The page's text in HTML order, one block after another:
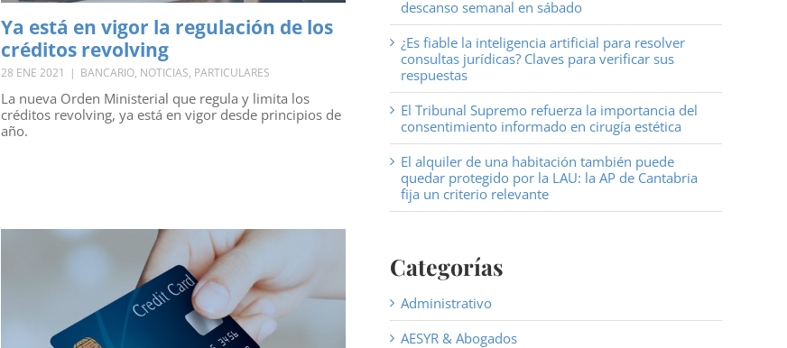
Ya está en vigor la regulación de los
créditos revolving
28 ENE 2021 | BANCARIO, NOTICIAS, PARTICULARES
La nueva Orden Ministerial que regula y limita los
créditos revolving, ya está en vigor desde principios de
año.
descanso semanal en sábado
¿Es fiable la inteligencia artificial para resolver
consultas jurídicas? Claves para verificar sus
respuestas
El Tribunal Supremo refuerza la importancia del
consentimiento informado en cirugía estética
El alquiler de una habitación también puede
quedar protegido por la LAU: la AP de Cantabria
fija un criterio relevante
Categorías
Administrativo
AESYR & Abogados